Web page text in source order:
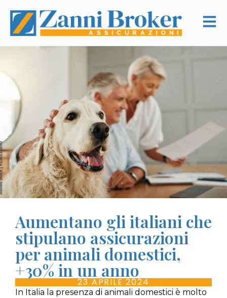
Aumentano gli italiani che
stipulano assicurazioni
per animali domestici,
+30% in un anno
23 APRILE 2024
In Italia la presenza di animali domestici è molto